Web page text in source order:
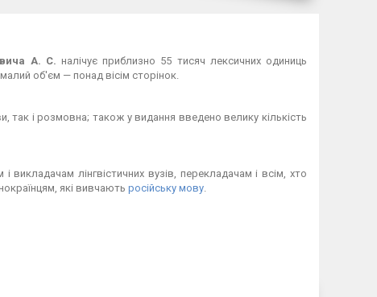
А. С. налічує приблизно 55 тисяч лексичних одиниць
об'єм — понад вісім сторінок.
так і розмовна; також у видання введено велику кількість
викладачам лінгвістичних вузів, перекладачам і всім, хто
які вивчають російську мову.